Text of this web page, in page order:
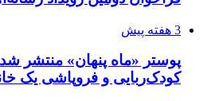
3 هفته پیش
پوستر «ماه پنهان» منتشر
کودک‌ربایی و فروپاشی یک